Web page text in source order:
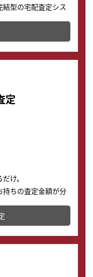
型の宅配査定シス
すことが可能で
定
け。
ちの査定金額が分